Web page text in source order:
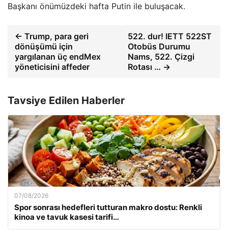
Başkanı önümüzdeki hafta Putin ile buluşacak.
← Trump, para geri
dönüşümü için
yargılanan üç endMex
yöneticisini affeder
522. dur! IETT 522ST
Otobüs Durumu
Nams, 522. Çizgi
Rotası … →
Tavsiye Edilen Haberler
07/08/2026
Spor sonrası hedefleri tutturan makro dostu: Renkli
kinoa ve tavuk kasesi tarifi…